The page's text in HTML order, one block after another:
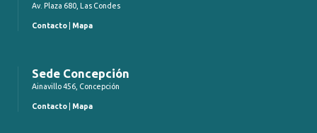
Av. Plaza 680, Las Condes
Contacto Mapa
Sede Concepción
Ainavillo 456, Concepción
Contacto Mapa